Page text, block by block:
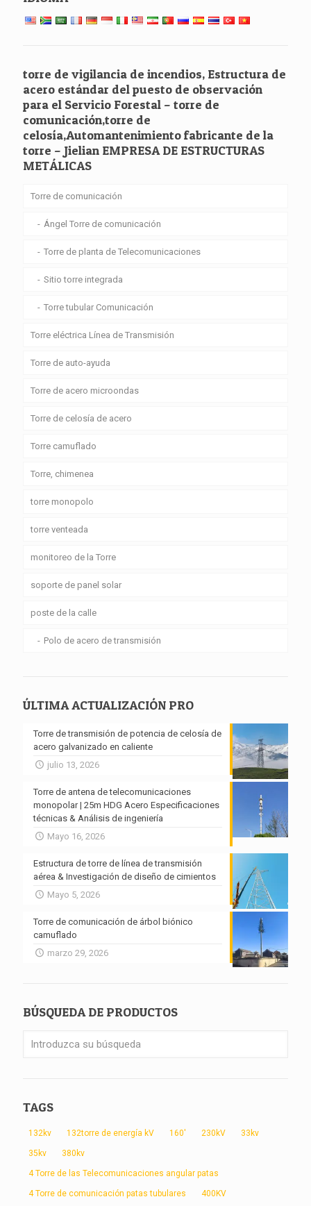
torre de vigilancia de incendios, Estructura de
acero estándar del puesto de observación
para el Servicio Forestal – torre de
comunicación,torre de
celosía,Automantenimiento fabricante de la
torre – Jielian EMPRESA DE ESTRUCTURAS
METÁLICAS
Torre de comunicación
Ángel Torre de comunicación
Torre de planta de Telecomunicaciones
Sitio torre integrada
Torre tubular Comunicación
Torre eléctrica Línea de Transmisión
Torre de auto-ayuda
Torre de acero microondas
Torre de celosía de acero
Torre camuflado
Torre, chimenea
torre monopolo
torre venteada
monitoreo de la Torre
soporte de panel solar
poste de la calle
Polo de acero de transmisión
ÚLTIMA ACTUALIZACIÓN PRO
Torre de transmisión de potencia de celosía de
acero galvanizado en caliente
julio 13, 2026
Torre de antena de telecomunicaciones
monopolar | 25m HDG Acero Especificaciones
técnicas & Análisis de ingeniería
Mayo 16, 2026
Estructura de torre de línea de transmisión
aérea & Investigación de diseño de cimientos
Mayo 5, 2026
Torre de comunicación de árbol biónico
camuflado
marzo 29, 2026
BÚSQUEDA DE PRODUCTOS
TAGS
132kv 132torre de energía kV 160' 230kV 33kv
35kv 380kv
4 Torre de las Telecomunicaciones angular patas
4 Torre de comunicación patas tubulares 400KV